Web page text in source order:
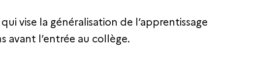
vise la généralisation de l’apprentissage
avant l’entrée au collège.